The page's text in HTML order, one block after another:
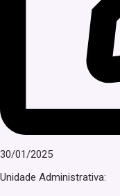
30/01/2025
Unidade Administrativa: